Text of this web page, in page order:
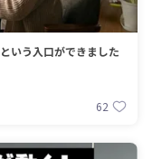
いう入口ができました
62